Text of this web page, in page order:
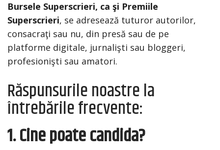
Bursele Superscrieri, ca şi Premiile
Superscrieri, se adresează tuturor autorilor,
consacraţi sau nu, din presă sau de pe
platforme digitale, jurnalişti sau bloggeri,
profesionişti sau amatori.
Răspunsurile noastre la
întrebările frecvente:
1. Cine poate candida?